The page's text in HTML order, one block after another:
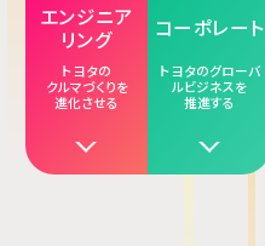
エンジニア
リング
トヨタの
クルマづくりを
進化させる
コーポレート
トヨタのグローバ
ルビジネスを
推進する